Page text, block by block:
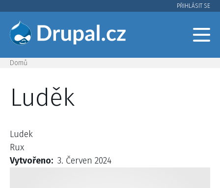
hlavnímu
obsahu
account
menu
PŘIHLÁSIT SE
navigace
Domů
Luděk
Ludek
Rux
Vytvořeno
3. Červen 2024